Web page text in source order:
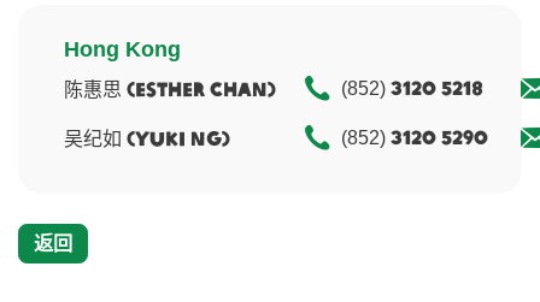
Hong Kong
陈惠思 (Esther Chan)
(852) 3120 5218
吴纪如 (Yuki Ng) (852) 3120 5290
返回